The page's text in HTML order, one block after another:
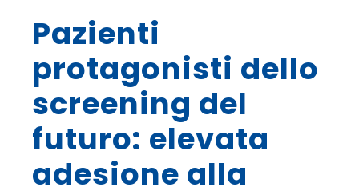
Pazienti
protagonisti dello
screening del
futuro: elevata
adesione alla